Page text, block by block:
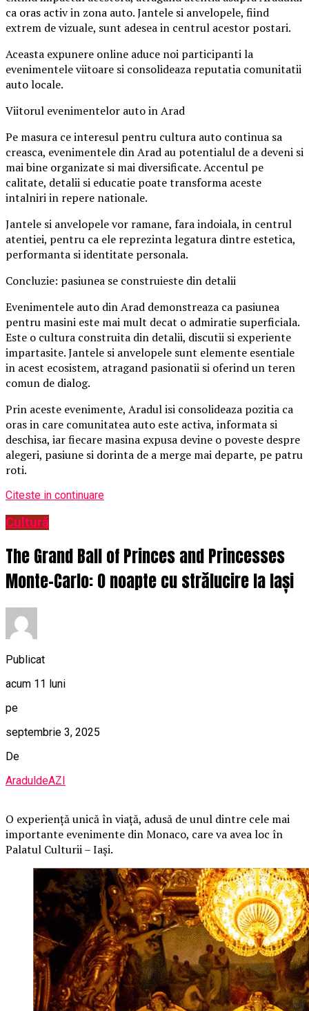
ca oras activ in zona auto. Jantele si anvelopele, fiind
extrem de vizuale, sunt adesea in centrul acestor postari.
Aceasta expunere online aduce noi participanti la
evenimentele viitoare si consolideaza reputatia comunitatii
auto locale.
Viitorul evenimentelor auto in Arad
Pe masura ce interesul pentru cultura auto continua sa
creasca, evenimentele din Arad au potentialul de a deveni si
mai bine organizate si mai diversificate. Accentul pe
calitate, detalii si educatie poate transforma aceste
intalniri in repere nationale.
Jantele si anvelopele vor ramane, fara indoiala, in centrul
atentiei, pentru ca ele reprezinta legatura dintre estetica,
performanta si identitate personala.
Concluzie: pasiunea se construieste din detalii
Evenimentele auto din Arad demonstreaza ca pasiunea
pentru masini este mai mult decat o admiratie superficiala.
Este o cultura construita din detalii, discutii si experiente
impartasite. Jantele si anvelopele sunt elemente esentiale
in acest ecosistem, atragand pasionatii si oferind un teren
comun de dialog.
Prin aceste evenimente, Aradul isi consolideaza pozitia ca
oras in care comunitatea auto este activa, informata si
deschisa, iar fiecare masina expusa devine o poveste despre
alegeri, pasiune si dorinta de a merge mai departe, pe patru
roti.
Citeste in continuare
Cultură
The Grand Ball of Princes and Princesses
Monte-Carlo: O noapte cu strălucire la Iași
Publicat
acum 11 luni
pe
septembrie 3, 2025
De
AraduldeAZI
O experiență unică în viață, adusă de unul dintre cele mai
importante evenimente din Monaco, care va avea loc în
Palatul Culturii – Iași.